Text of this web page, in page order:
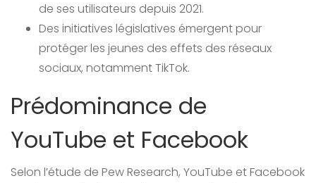
de ses utilisateurs depuis 2021.
Des initiatives législatives émergent pour
protéger les jeunes des effets des réseaux
sociaux, notamment TikTok.
Prédominance de
YouTube et Facebook
Selon l’étude de Pew Research, YouTube et Facebook